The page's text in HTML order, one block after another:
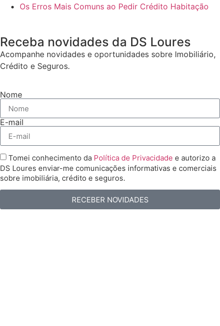
Os Erros Mais Comuns ao Pedir Crédito Habitação
Receba novidades da DS Loures
Acompanhe novidades e oportunidades sobre Imobiliário,
Crédito e Seguros.
Nome
E-mail
Tomei conhecimento da Política de Privacidade e autorizo a
DS Loures enviar-me comunicações informativas e comerciais
sobre imobiliária, crédito e seguros.
RECEBER NOVIDADES